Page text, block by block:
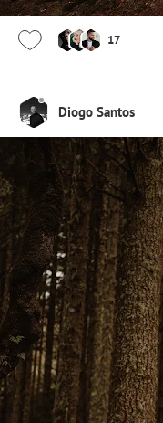
17
Diogo Santos